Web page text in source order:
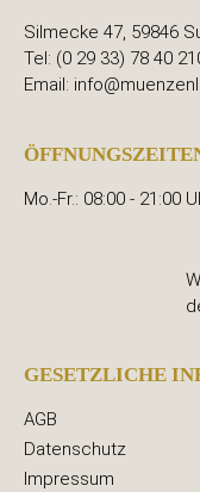
Silmecke 47, 59846
Tel: (0 29 33) 78 40
Email:
Mo.-Fr.: 08:00 - 21:00
GESETZLICHE
AGB
Datenschutz
Impressum